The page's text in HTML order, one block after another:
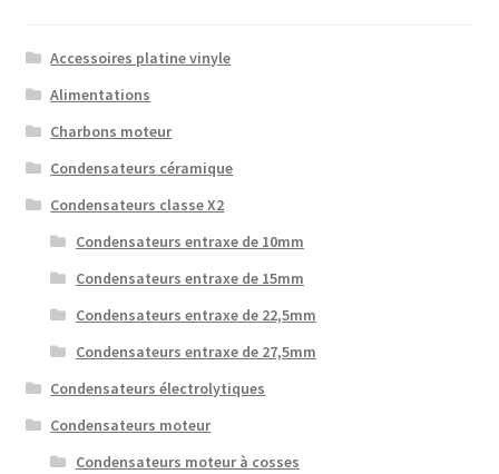
Accessoires platine vinyle
Alimentations
Charbons moteur
Condensateurs céramique
Condensateurs classe X2
Condensateurs entraxe de 10mm
Condensateurs entraxe de 15mm
Condensateurs entraxe de 22,5mm
Condensateurs entraxe de 27,5mm
Condensateurs électrolytiques
Condensateurs moteur
Condensateurs moteur à cosses